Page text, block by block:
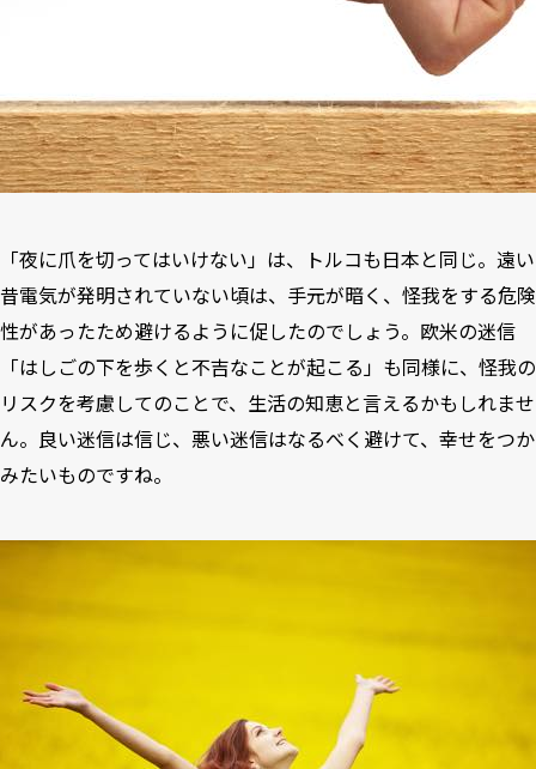
「夜に爪を切ってはいけない」は、トルコも日本と同じ。遠い
昔電気が発明されていない頃は、手元が暗く、怪我をする危険
性があったため避けるように促したのでしょう。欧米の迷信
「はしごの下を歩くと不吉なことが起こる」も同様に、怪我の
リスクを考慮してのことで、生活の知恵と言えるかもしれませ
ん。良い迷信は信じ、悪い迷信はなるべく避けて、幸せをつか
みたいものですね。